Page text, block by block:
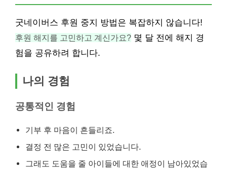
굿네이버스 후원 중지 방법은 복잡하지 않습니다!
후원 해지를 고민하고 계신가요? 몇 달 전에 해지 경
험을 공유하려 합니다.
나의 경험
공통적인 경험
기부 후 마음이 흔들리죠.
결정 전 많은 고민이 있었습니다.
그래도 도움을 줄 아이들에 대한 애정이 남아있었습